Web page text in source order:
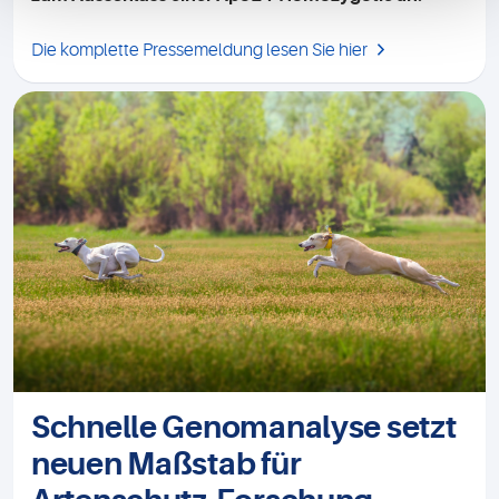
Die komplette Pressemeldung lesen Sie hier
Schnelle Genomanalyse setzt
neuen Maßstab für